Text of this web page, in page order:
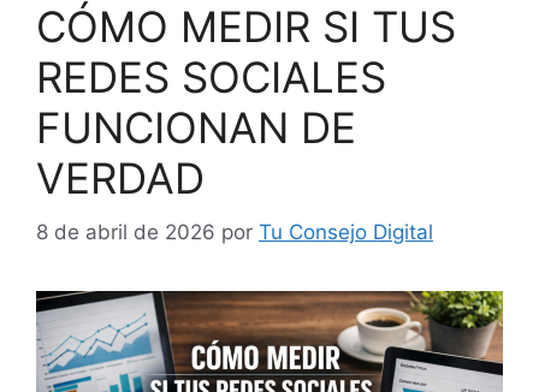
CÓMO MEDIR SI TUS
REDES SOCIALES
FUNCIONAN DE
VERDAD
8 de abril de 2026 por Tu Consejo Digital